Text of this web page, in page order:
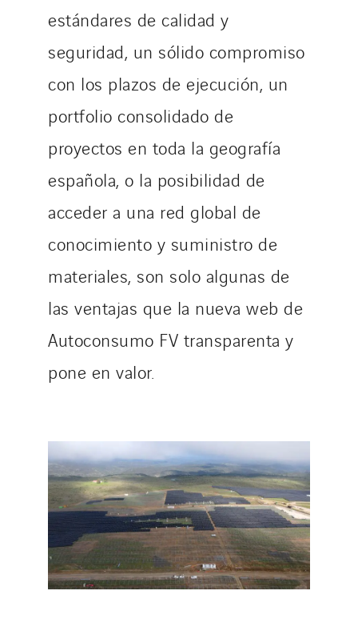
estándares de calidad y
seguridad, un sólido compromiso
con los plazos de ejecución, un
portfolio consolidado de
proyectos en toda la geografía
española, o la posibilidad de
acceder a una red global de
conocimiento y suministro de
materiales, son solo algunas de
las ventajas que la nueva web de
Autoconsumo FV transparenta y
pone en valor.